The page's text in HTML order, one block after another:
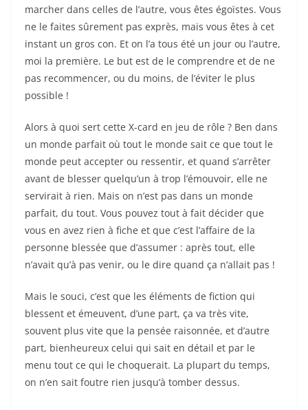
marcher dans celles de l’autre, vous êtes égoïstes. Vous
ne le faites sûrement pas exprès, mais vous êtes à cet
instant un gros con. Et on l’a tous été un jour ou l’autre,
moi la première. Le but est de le comprendre et de ne
pas recommencer, ou du moins, de l’éviter le plus
possible !
Alors à quoi sert cette X-card en jeu de rôle ? Ben dans
un monde parfait où tout le monde sait ce que tout le
monde peut accepter ou ressentir, et quand s’arrêter
avant de blesser quelqu’un à trop l’émouvoir, elle ne
servirait à rien. Mais on n’est pas dans un monde
parfait, du tout. Vous pouvez tout à fait décider que
vous en avez rien à fiche et que c’est l’affaire de la
personne blessée que d’assumer : après tout, elle
n’avait qu’à pas venir, ou le dire quand ça n’allait pas !
Mais le souci, c’est que les éléments de fiction qui
blessent et émeuvent, d’une part, ça va très vite,
souvent plus vite que la pensée raisonnée, et d’autre
part, bienheureux celui qui sait en détail et par le
menu tout ce qui le choquerait. La plupart du temps,
on n’en sait foutre rien jusqu’à tomber dessus.